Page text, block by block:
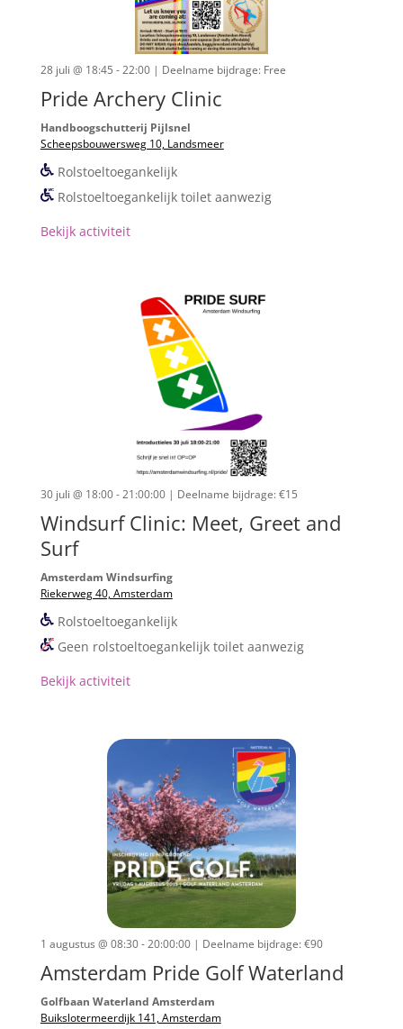
28 juli @ 18:45 - 22:00 | Deelname bijdrage: Free
Pride Archery Clinic
Handboogschutterij Pijlsnel
Scheepsbouwersweg 10, Landsmeer
Rolstoeltoegankelijk
Rolstoeltoegankelijk toilet aanwezig
Bekijk activiteit
30 juli @ 18:00 - 21:00:00 | Deelname bijdrage: €15
Windsurf Clinic: Meet, Greet and
Surf
Amsterdam Windsurfing
Riekerweg 40, Amsterdam
Rolstoeltoegankelijk
Geen rolstoeltoegankelijk toilet aanwezig
Bekijk activiteit
1 augustus @ 08:30 - 20:00:00 | Deelname bijdrage: €90
Amsterdam Pride Golf Waterland
Golfbaan Waterland Amsterdam
Buikslotermeerdijk 141, Amsterdam